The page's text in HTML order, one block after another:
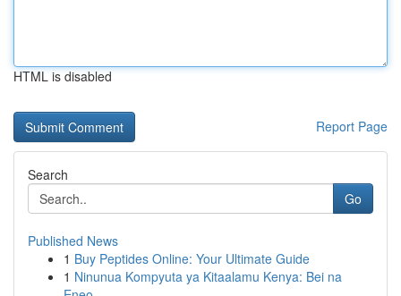
HTML is disabled
Report Page
Search
Go
Published News
1 Buy Peptides Online: Your Ultimate Guide
1 Ninunua Kompyuta ya Kitaalamu Kenya: Bei na